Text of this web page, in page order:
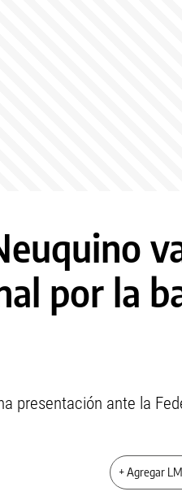
por la
presentación ante la
+ Agregar